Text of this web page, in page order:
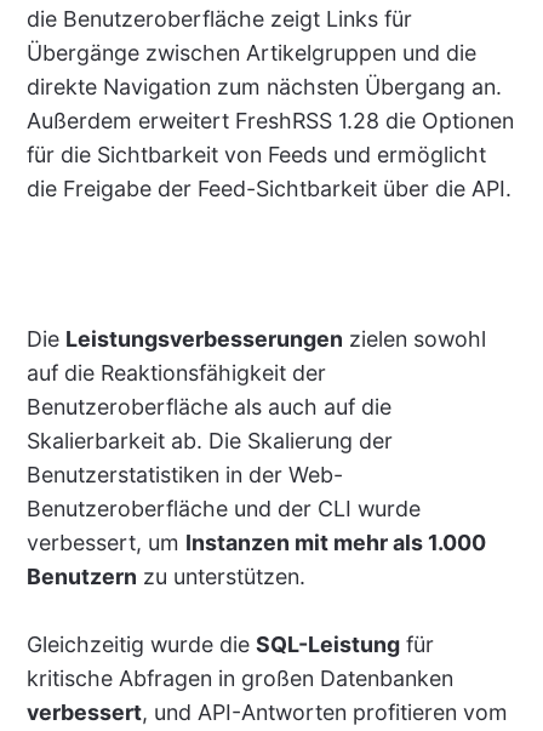
die Benutzeroberfläche zeigt Links für
Übergänge zwischen Artikelgruppen und die
direkte Navigation zum nächsten Übergang an.
Außerdem erweitert FreshRSS 1.28 die Optionen
für die Sichtbarkeit von Feeds und ermöglicht
die Freigabe der Feed-Sichtbarkeit über die API.
Die Leistungsverbesserungen zielen sowohl
auf die Reaktionsfähigkeit der
Benutzeroberfläche als auch auf die
Skalierbarkeit ab. Die Skalierung der
Benutzerstatistiken in der Web-
Benutzeroberfläche und der CLI wurde
verbessert, um Instanzen mit mehr als 1.000
Benutzern zu unterstützen.
Gleichzeitig wurde die SQL-Leistungfür
kritische Abfragen in großen Datenbanken
verbessert, und API-Antworten profitieren vom